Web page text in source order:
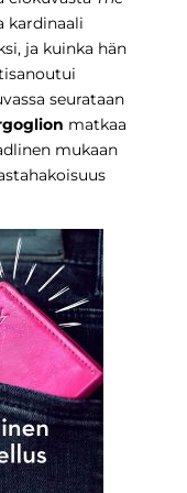
kardinaali
ja kuinka hän
seurataan
matkaa
mukaan